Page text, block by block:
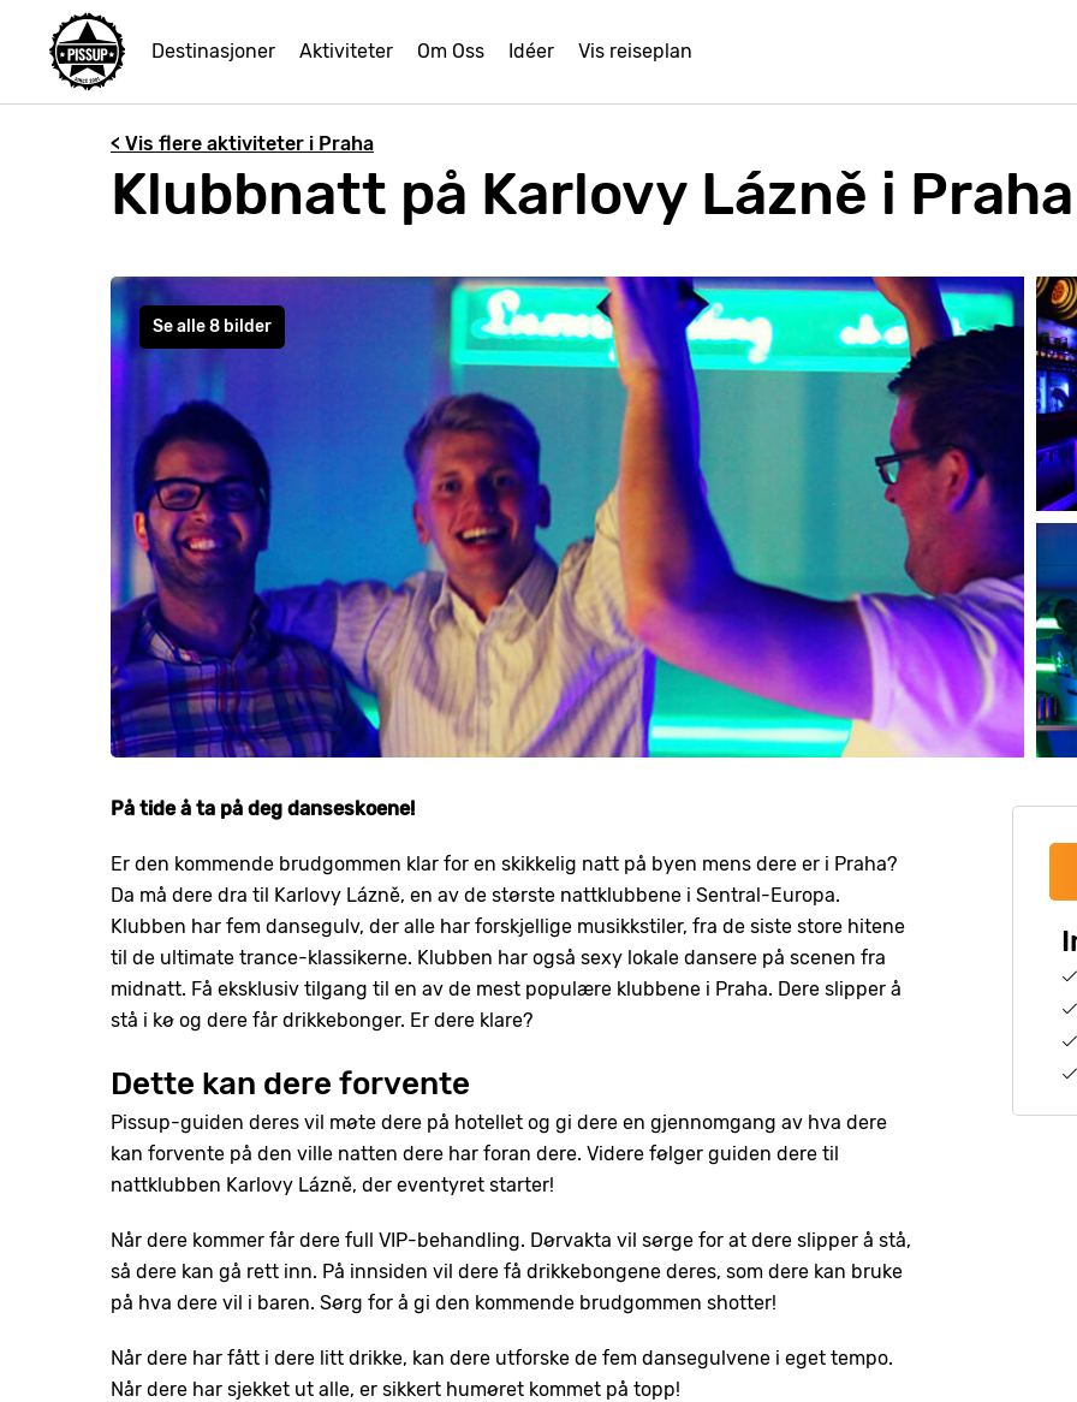
Destinasjoner Aktiviteter Om Oss Idéer Vis reiseplan
< Vis flere aktiviteter i Praha
Klubbnatt på Karlovy Lázně i Praha
Se alle 8 bilder
På tide å ta på deg danseskoene!
Er den kommende brudgommen klar for en skikkelig natt på byen mens dere er i Praha?
Da må dere dra til Karlovy Lázně, en av de største nattklubbene i Sentral-Europa.
Klubben har fem dansegulv, der alle har forskjellige musikkstiler, fra de siste store hitene
til de ultimate trance-klassikerne. Klubben har også sexy lokale dansere på scenen fra
midnatt. Få eksklusiv tilgang til en av de mest populære klubbene i Praha. Dere slipper å
stå i kø og dere får drikkebonger. Er dere klare?
Dette kan dere forvente
Pissup-guiden deres vil møte dere på hotellet og gi dere en gjennomgang av hva dere
kan forvente på den ville natten dere har foran dere. Videre følger guiden dere til
nattklubben Karlovy Lázně, der eventyret starter!
Når dere kommer får dere full VIP-behandling. Dørvakta vil sørge for at dere slipper å stå,
så dere kan gå rett inn. På innsiden vil dere få drikkebongene deres, som dere kan bruke
på hva dere vil i baren. Sørg for å gi den kommende brudgommen shotter!
Når dere har fått i dere litt drikke, kan dere utforske de fem dansegulvene i eget tempo.
Når dere har sjekket ut alle, er sikkert humøret kommet på topp!